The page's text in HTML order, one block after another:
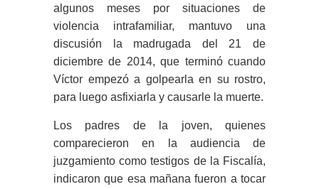
algunos meses por situaciones de
violencia intrafamiliar, mantuvo una
discusión la madrugada del 21 de
diciembre de 2014, que terminó cuando
Víctor empezó a golpearla en su rostro,
para luego asfixiarla y causarle la muerte.
Los padres de la joven, quienes
comparecieron en la audiencia de
juzgamiento como testigos de la Fiscalía,
indicaron que esa mañana fueron a tocar